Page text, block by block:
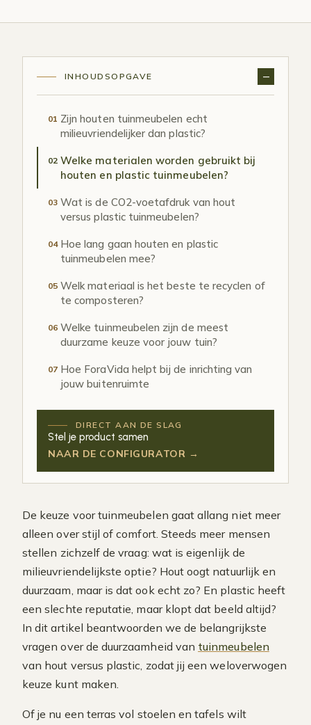
INHOUDSOPGAVE
01 Zijn houten tuinmeubelen echt
milieuvriendelijker dan plastic?
02 Welke materialen worden gebruikt bij
houten en plastic tuinmeubelen?
03 Wat is de CO2-voetafdruk van hout
versus plastic tuinmeubelen?
04 Hoe lang gaan houten en plastic
tuinmeubelen mee?
05 Welk materiaal is het beste te recyclen of
te composteren?
06 Welke tuinmeubelen zijn de meest
duurzame keuze voor jouw tuin?
07 Hoe ForaVida helpt bij de inrichting van
jouw buitenruimte
DIRECT AAN DE SLAG
Stel je product samen
NAAR DE CONFIGURATOR →
De keuze voor tuinmeubelen gaat allang niet meer
alleen over stijl of comfort. Steeds meer mensen
stellen zichzelf de vraag: wat is eigenlijk de
milieuvriendelijkste optie? Hout oogt natuurlijk en
duurzaam, maar is dat ook echt zo? En plastic heeft
een slechte reputatie, maar klopt dat beeld altijd?
In dit artikel beantwoorden we de belangrijkste
vragen over de duurzaamheid van tuinmeubelen
van hout versus plastic, zodat jij een weloverwogen
keuze kunt maken.
Of je nu een terras vol stoelen en tafels wilt